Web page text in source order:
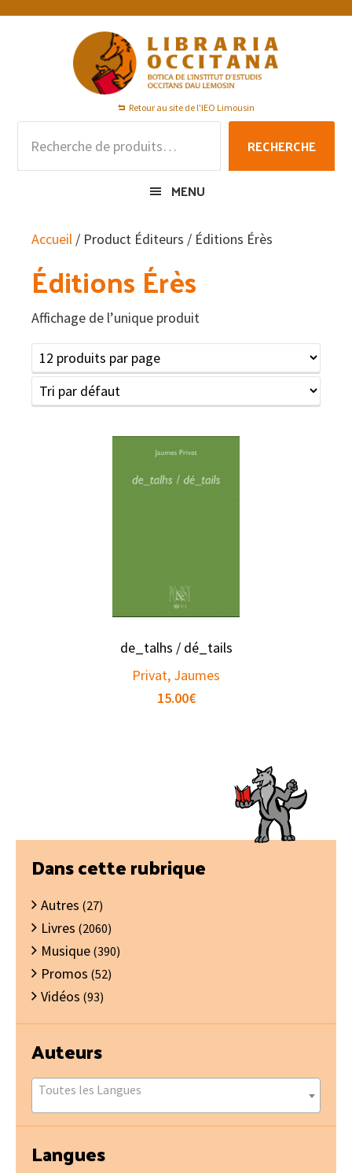
Passer
Passer
Passer
Retour au site de l'IEO Limousin
pour :
RECHERCHE
MENU
Accueil / Product Éditeurs / Éditions Érès
Éditions Érès
Affichage de l’unique produit
de_talhs / dé_tails
Privat, Jaumes
15.00€
Barre
latérale
principale
Dans cette rubrique
Autres (27)
Livres (2060)
Musique (390)
Promos (52)
Vidéos (93)
Auteurs
Toutes les Langues
Langues